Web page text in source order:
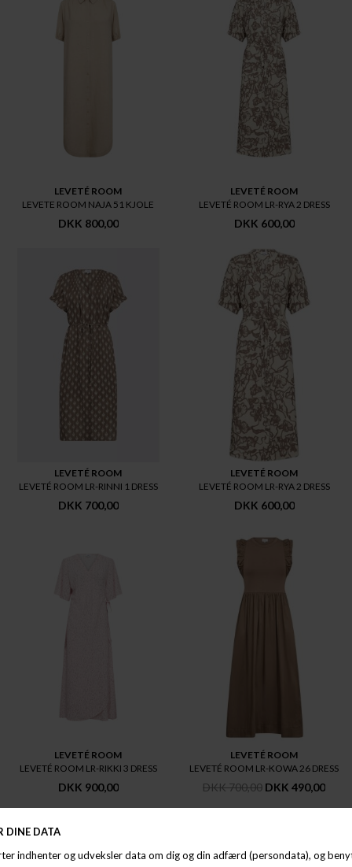
LEVETÉ ROOM
LEVETE ROOM NAJA 51 KJOLE
DKK 800,00
LEVETÉ ROOM
LEVETÉ ROOM LR-RYA 2 DRESS
DKK 600,00
LEVETÉ ROOM
LEVETÉ ROOM LR-RINNI 1 DRESS
DKK 700,00
LEVETÉ ROOM
LEVETÉ ROOM LR-RYA 2 DRESS
DKK 600,00
LEVETÉ ROOM
LEVETÉ ROOM LR-RIKKI 3 DRESS
DKK 900,00
LEVETÉ ROOM
LEVETÉ ROOM LR-KOWA 26 DRESS
DKK 700,00 DKK 490,00